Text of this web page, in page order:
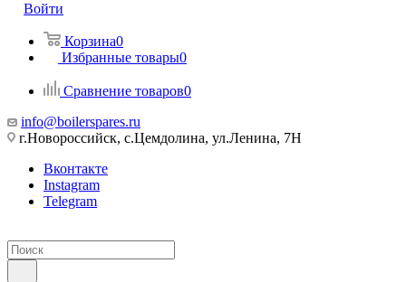
Войти
Корзина0
Избранные товары0
Сравнение товаров0
info@boilerspares.ru
г.Новороссийск, с.Цемдолина, ул.Ленина, 7Н
Вконтакте
Instagram
Telegram